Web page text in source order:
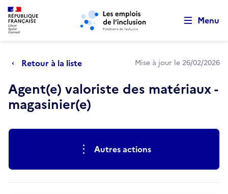
Aller au menu principal Aller au contenu principal
Menu
Retour à la liste Mise à jour le 26/02/2026
Agent(e) valoriste des matériaux -
magasinier(e)
Actions rapidesAutres actions
Retour au début de la page
Panneau de gestion des cookies